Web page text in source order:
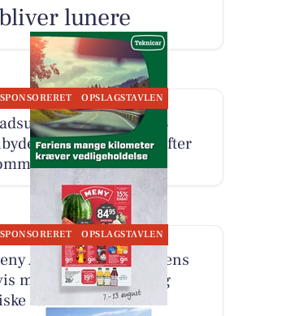
lunere
SPONSORERET OPSLAGSTAVLEN
Autohandel ApS
grundigt biltjek efter
SPONSORERET OPSLAGSTAVLEN
Als præsenterer ugens
med grillfavoritter og
råvarer